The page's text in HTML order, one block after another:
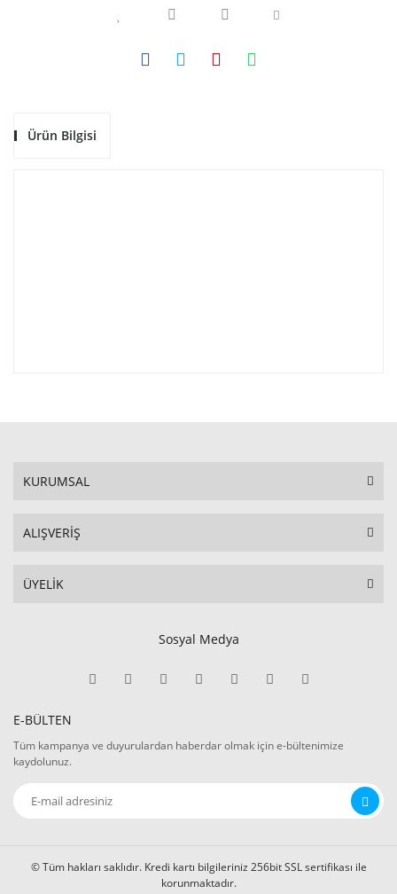
Ürün Bilgisi
KURUMSAL
ALIŞVERİŞ
ÜYELİK
Sosyal Medya
E-BÜLTEN
Tüm kampanya ve duyurulardan haberdar olmak için e-bültenimize
kaydolunuz.
© Tüm hakları saklıdır. Kredi kartı bilgileriniz 256bit SSL sertifikası ile
korunmaktadır.